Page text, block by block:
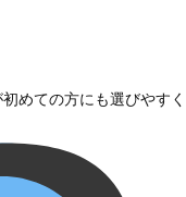
めての方にも選びやす